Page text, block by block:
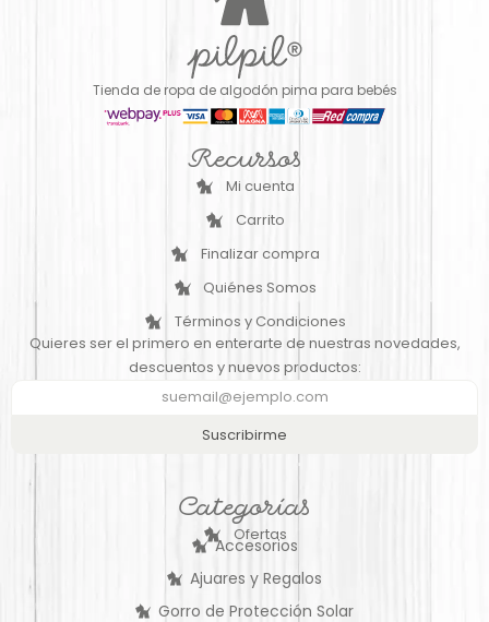
Tienda de ropa de algodón pima para bebés
Recursos
Mi cuenta
Carrito
Finalizar compra
Quiénes Somos
Términos y Condiciones
Quieres ser el primero en enterarte de nuestras novedades,
descuentos y nuevos productos:
Suscribirme
Categorías
Ofertas
Accesorios
Ajuares y Regalos
Gorro de Protección Solar